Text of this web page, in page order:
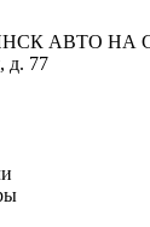
АВТО НА
д. 77